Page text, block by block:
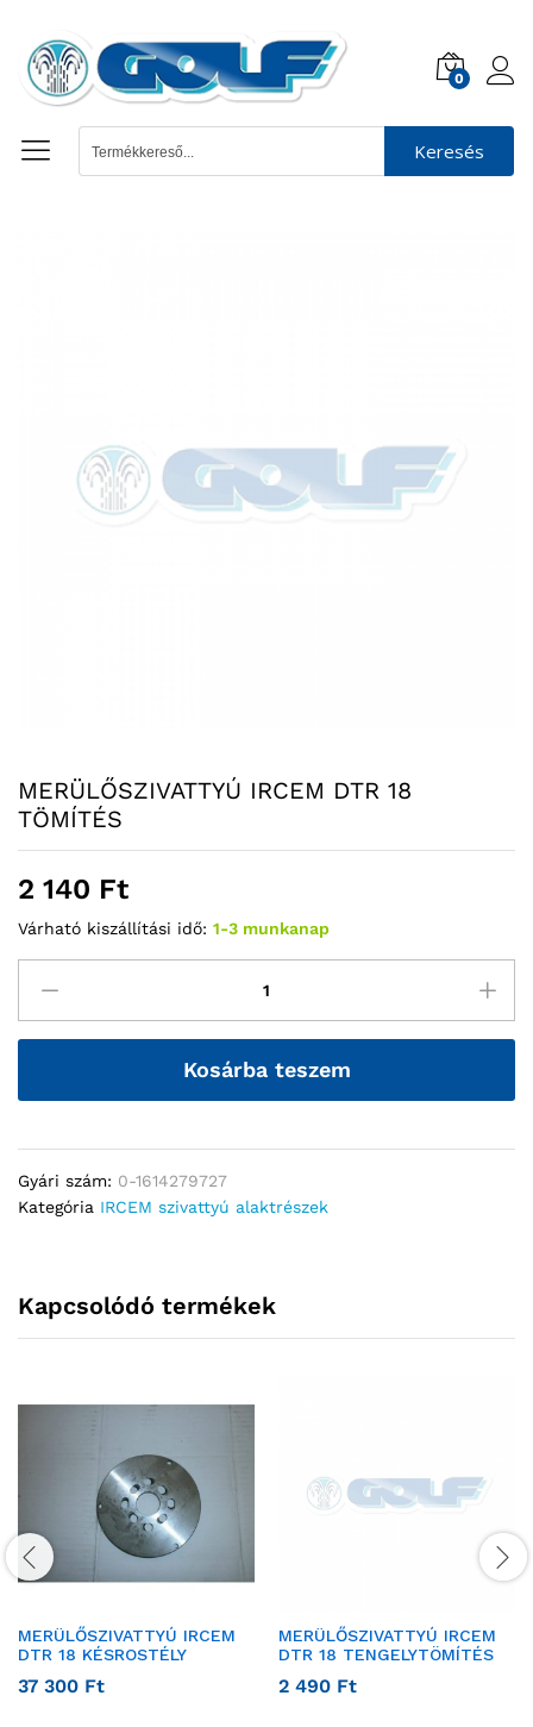
0
Keresés
MERÜLŐSZIVATTYÚ IRCEM DTR 18
TÖMÍTÉS
2 140 Ft
Várható kiszállítási idő: 1-3 munkanap
Kosárba teszem
Gyári szám: 0-1614279727
Kategória IRCEM szivattyú alaktrészek
Kapcsolódó termékek
MERÜLŐSZIVATTYÚ IRCEM
DTR 18 KÉSROSTÉLY
37 300 Ft
MERÜLŐSZIVATTYÚ IRCEM
DTR 18 TENGELYTÖMÍTÉS
2 490 Ft